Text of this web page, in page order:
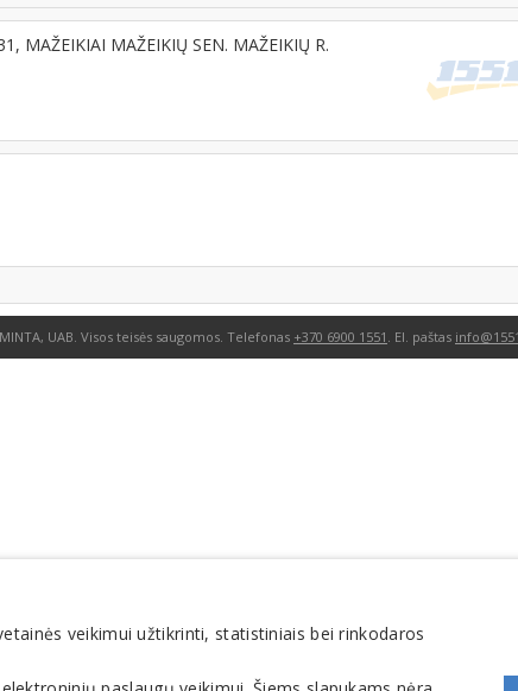
MAŽEIKIAI MAŽEIKIŲ SEN. MAŽEIKIŲ R.
UAB. Visos teisės saugomos. Telefonas +370 6900 1551 . El. paštas
veikimui užtikrinti, statistiniais bei rinkodaros